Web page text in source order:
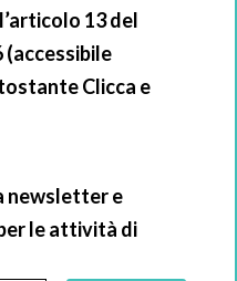
13 del
(accessibile
Clicca e
newsletter e
le attività di